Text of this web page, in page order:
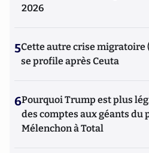
2026
5Cette autre crise
se profile après Ceuta
6Pourquoi Trump est plus
des comptes aux géants du
Mélenchon à Total